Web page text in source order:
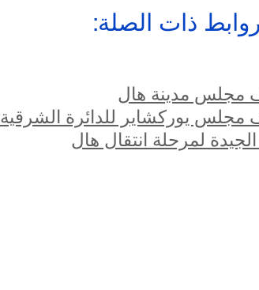
ذات الصلة:
مجلس مدينة هال
مجلس يوركشاير للدائرة الشرقية
لمرحلة انتقال هال